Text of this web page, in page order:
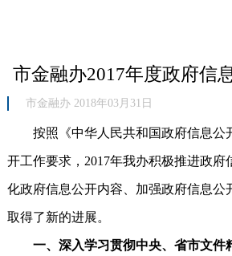
市金融办2017年度政府信
市金融办 2018年03月31日
按照《中华人民共和国政府信息公
开工作要求，2017年我办积极推进政府
化政府信息公开内容、加强政府信息公
取得了新的进展。
一、深入学习贯彻中央、省市文件